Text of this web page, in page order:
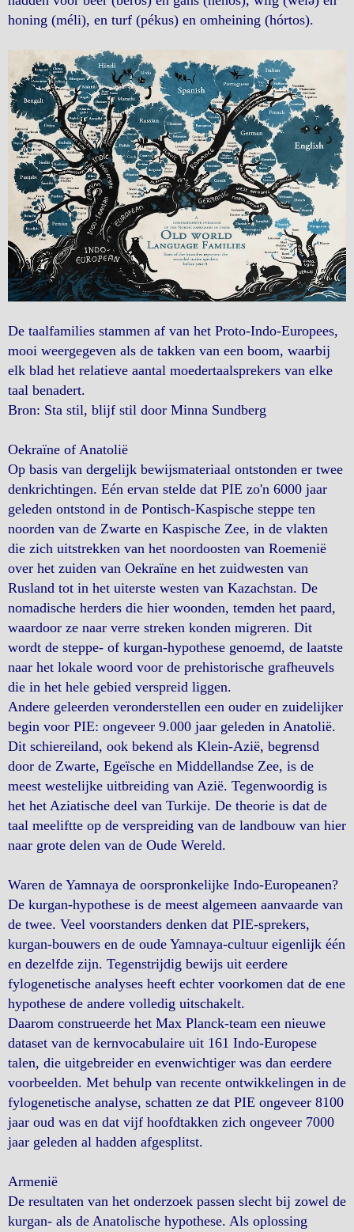
honing (méli), en turf (pékus) en omheining (hórtos).
De taalfamilies stammen af ​​van het Proto-Indo-Europees,
mooi weergegeven als de takken van een boom, waarbij
elk blad het relatieve aantal moedertaalsprekers van elke
taal benadert.
Bron: Sta stil, blijf stil door Minna Sundberg
Oekraïne of Anatolië
Op basis van dergelijk bewijsmateriaal ontstonden er twee
denkrichtingen. Eén ervan stelde dat PIE zo'n 6000 jaar
geleden ontstond in de Pontisch-Kaspische steppe ten
noorden van de Zwarte en Kaspische Zee, in de vlakten
die zich uitstrekken van het noordoosten van Roemenië
over het zuiden van Oekraïne en het zuidwesten van
Rusland tot in het uiterste westen van Kazachstan. De
nomadische herders die hier woonden, temden het paard,
waardoor ze naar verre streken konden migreren. Dit
wordt de steppe- of kurgan-hypothese genoemd, de laatste
naar het lokale woord voor de prehistorische grafheuvels
die in het hele gebied verspreid liggen.
Andere geleerden veronderstellen een ouder en zuidelijker
begin voor PIE: ongeveer 9.000 jaar geleden in Anatolië.
Dit schiereiland, ook bekend als Klein-Azië, begrensd
door de Zwarte, Egeïsche en Middellandse Zee, is de
meest westelijke uitbreiding van Azië. Tegenwoordig is
het het Aziatische deel van Turkije. De theorie is dat de
taal meeliftte op de verspreiding van de landbouw van hier
naar grote delen van de Oude Wereld.
Waren de Yamnaya de oorspronkelijke Indo-Europeanen?
De kurgan-hypothese is de meest algemeen aanvaarde van
de twee. Veel voorstanders denken dat PIE-sprekers,
kurgan-bouwers en de oude Yamnaya-cultuur eigenlijk één
en dezelfde zijn. Tegenstrijdig bewijs uit eerdere
fylogenetische analyses heeft echter voorkomen dat de ene
hypothese de andere volledig uitschakelt.
Daarom construeerde het Max Planck-team een ​​nieuwe
dataset van de kernvocabulaire uit 161 Indo-Europese
talen, die uitgebreider en evenwichtiger was dan eerdere
voorbeelden. Met behulp van recente ontwikkelingen in de
fylogenetische analyse, schatten ze dat PIE ongeveer 8100
jaar oud was en dat vijf hoofdtakken zich ongeveer 7000
jaar geleden al hadden afgesplitst.
Armenië
De resultaten van het onderzoek passen slecht bij zowel de
kurgan- als de Anatolische hypothese. Als oplossing